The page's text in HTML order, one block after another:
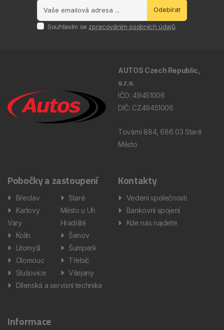
Odebírat
Souhlasím se zpracováním osobních údajů.
AUTOS Czech Republic,
s.r.o.
IČO: 49451006
DIČ: CZ49451006
Tovární 884, 686 03 Staré
Město
Pobočky a zastoupení
Břeclav
Karlovy
Vary
Kolín
Litomyšl
Olomouc
Slušovice
Staré
Město u Uh.
Hradiště
Šenov
Šumperk
Třebíč
Všejany
Dílenská a servisní technika
Kontakty
Vedení společnosti
Bankovní spojení
Kde nás najdete
Informace